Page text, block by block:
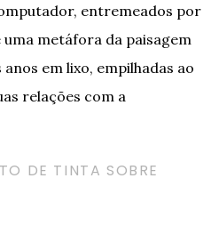
entremeados por
metáfora da paisagem
em lixo, empilhadas ao
relações com a
DE TINTA SOBRE